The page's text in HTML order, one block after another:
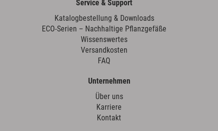
Service & Support
Katalogbestellung & Downloads
ECO-Serien – Nachhaltige Pflanzgefäße
Wissenswertes
Versandkosten
FAQ
Unternehmen
Über uns
Karriere
Kontakt